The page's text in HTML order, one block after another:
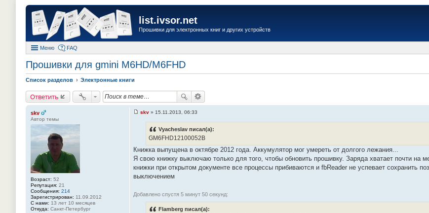
list.ivsor.net
Прошивки для электронных книг и других устройств
Меню FAQ
Прошивки для gmini M6HD/M6FHD
Список разделов Электронные книги
Ответить
skv
Автор темы
Возраст: 52
Репутация: 21
Сообщения: 214
Зарегистрирован: 11.09.2012
С нами: 13 лет 10 месяцев
Откуда: Санкт-Петербург
н
и
#
1
skv » 15.11.2013, 06:33
Vyacheslav писал(а):
GM6FHD12100052B
Книжка выпущена в октябре 2012 года. Аккумулятор мог умереть от долгого лежания...
Я свою книжку выключаю только для того, чтобы обновить прошивку. Заряда хватает почти на
книжки при открытом документе все процессы прибиваются и fbReader не успевает сохранить
выключением
Добавлено спустя 5 минут 50 секунд:
Flamberg писал(а):